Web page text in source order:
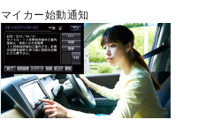
マイカー始動通知